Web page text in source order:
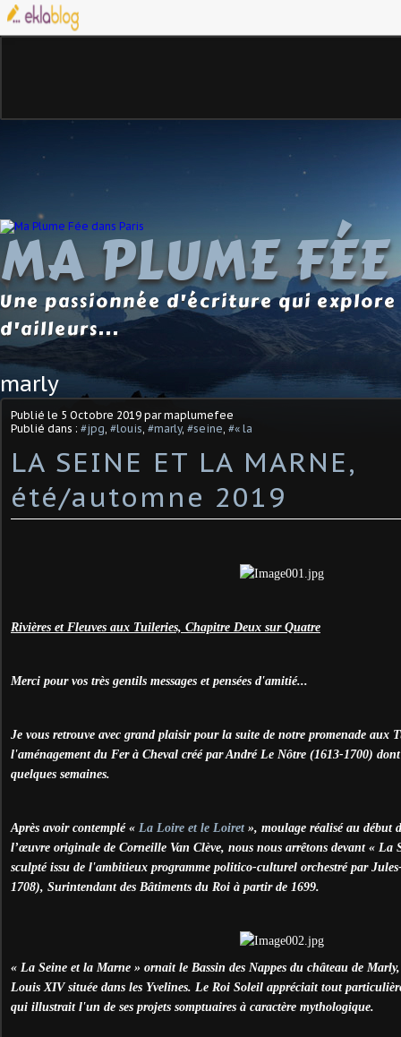
MA PLUME
Une passionnée d'écriture qui
d'ailleurs...
marly
Publié le 5 Octobre 2019 par maplumefee
Publié dans : #jpg #louis #marly, #seine #« la
LA SEINE ET LA MARNE,
été/automne 2019
Rivières et Fleuves aux Tuileries, Chapitre Deux sur Quatre
Merci pour vos très gentils messages et pensées d'amitié...
Je vous retrouve avec grand plaisir pour la suite de notre promenade aux
l'aménagement du Fer à Cheval créé par André Le Nôtre (1613-1700)
quelques semaines.
Après avoir contemplé « La Loire et le Loiret », moulage réalisé au début
l’œuvre originale de Corneille Van Clève, nous nous arrêtons devant « La
sculpté issu de l'ambitieux programme politico-culturel orchestré par
1708), Surintendant des Bâtiments du Roi à partir de 1699.
« La Seine et la Marne » ornait le Bassin des Nappes du château de
Louis XIV située dans les Yvelines. Le Roi Soleil appréciait tout
qui illustrait l'un de ses projets somptuaires à caractère mythologique.